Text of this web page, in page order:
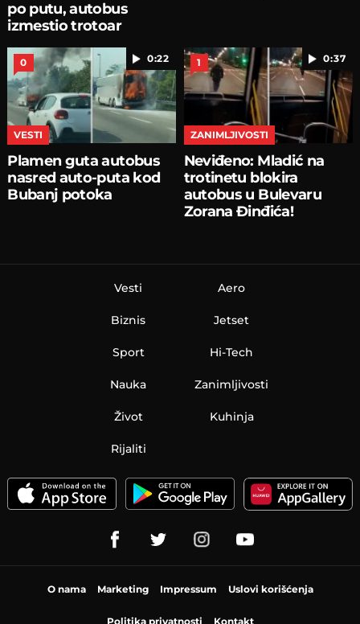
po putu, autobus
izmestio trotoar
0:22
0
VESTI
Plamen guta autobus
nasred auto-puta kod
Bubanj potoka
0:37
1
ZANIMLJIVOSTI
Neviđeno: Mladić na
trotinetu blokira
autobus u Bulevaru
Zorana Đinđića!
Vesti
Biznis
Sport
Nauka
Aero
Jetset
Hi-Tech
Zanimljivosti
Život Kuhinja
Rijaliti
O nama Marketing Impressum Uslovi korišćenja
Politika privatnosti Kontakt